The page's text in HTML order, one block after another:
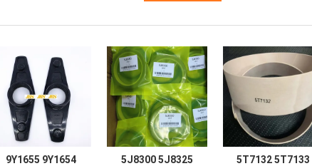
9Y1655 9Y1654
5J8300 5J8325
5T7132 5T7133